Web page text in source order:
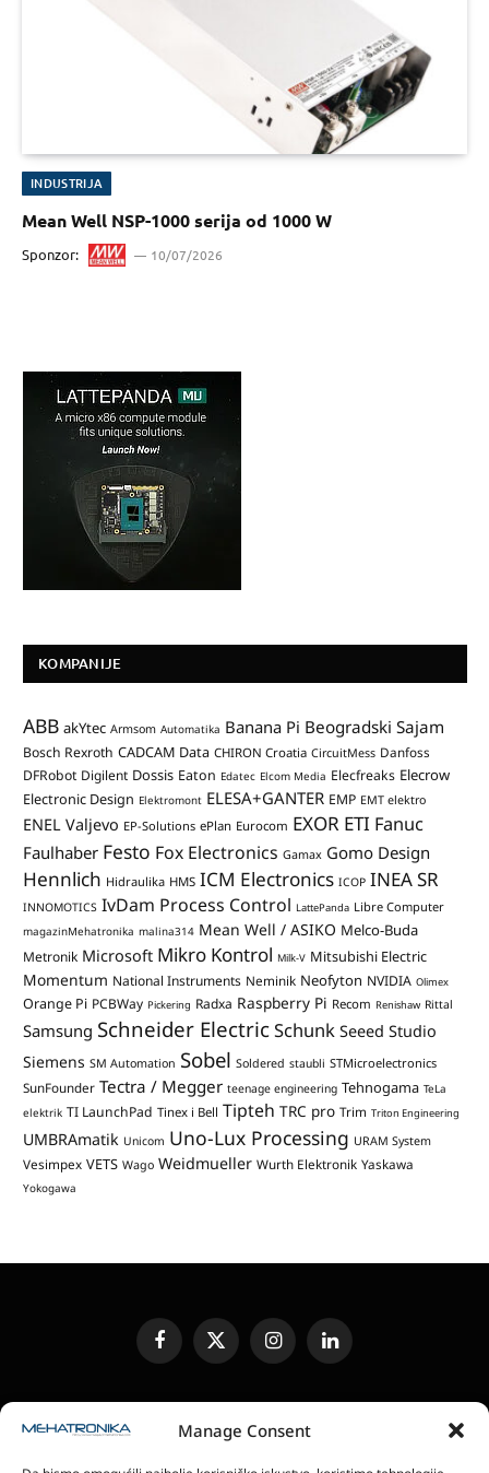
Manage Consent
INDUSTRIJA
Mean Well NSP-1000 serija od 1000 W
Sponzor: 10/07/2026
KOMPANIJE
ABB akYtec Armsom Automatika Banana Pi Beogradski Sajam
Bosch Rexroth CADCAM Data CHIRON Croatia CircuitMess Danfoss
DFRobot Digilent Dossis Eaton Edatec Elcom Media Elecfreaks Elecrow
Electronic Design Elektromont ELESA+GANTER EMP EMT elektro
ENEL Valjevo EP-Solutions ePlan Eurocom EXOR ETI Fanuc
Faulhaber Festo Fox Electronics Gamax Gomo Design
Hennlich Hidraulika HMS ICM Electronics ICOP INEA SR
INNOMOTICS IvDam Process Control LattePanda Libre Computer
magazinMehatronika malina314 Mean Well / ASIKO Melco-Buda
Metronik Microsoft Mikro Kontrol Milk-V Mitsubishi Electric
Momentum National Instruments Neminik Neofyton NVIDIA Olimex
Orange Pi PCBWay Pickering Radxa Raspberry Pi Recom Renishaw Rittal
Samsung Schneider ElectricSchunk Seeed Studio
Siemens SM Automation Sobel Soldered staubli STMicroelectronics
SunFounder Tectra / Megger teenage engineering Tehnogama TeLa
elektrik TI LaunchPad Tinex i Bell Tipteh TRC pro Trim Triton Engineering
UMBRAmatik Unicom Uno-Lux Processing URAM System
Vesimpex VETS Wago Weidmueller Wurth Elektronik Yaskawa
Yokogawa
FacebookX
(Twitter)
InstagramLinkedIn
SLANJE JEDINICA ZA RECENZIJU